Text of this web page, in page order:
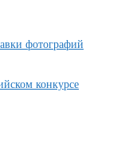
фотографий
конкурсе